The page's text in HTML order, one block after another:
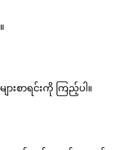
။
မစရငက ကညပ ။